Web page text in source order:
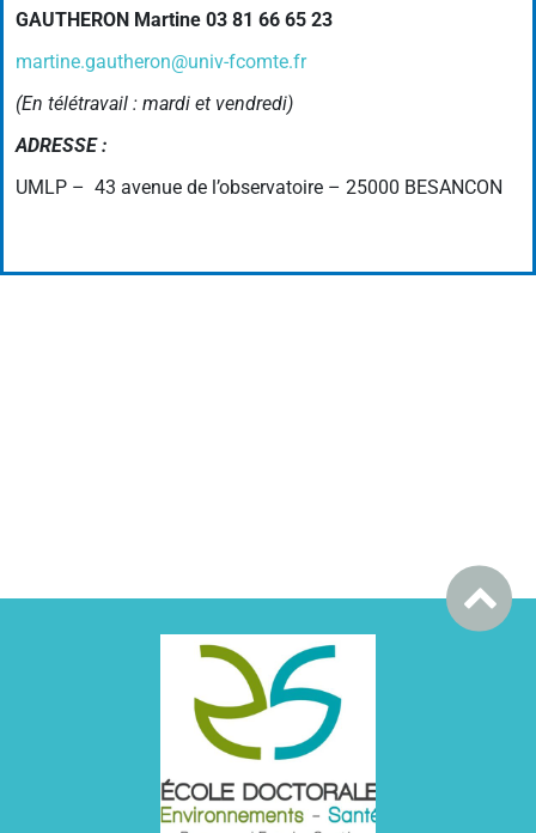
GAUTHERON Martine 03 81 66 65 23
martine.gautheron@univ-fcomte.fr
(En télétravail : mardi et vendredi)
ADRESSE :
UMLP – 43 avenue de l’observatoire – 25000 BESANCON